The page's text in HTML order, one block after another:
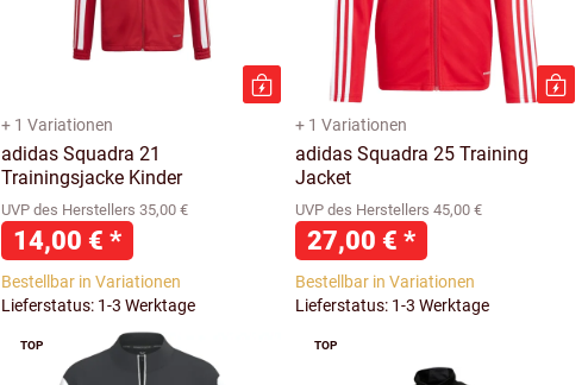
+ 1 Variationen
adidas Squadra 21
Trainingsjacke Kinder
UVP des Herstellers 35,00 €
14,00 € *
Bestellbar in Variationen
Lieferstatus: 1-3 Werktage
+ 1 Variationen
adidas Squadra 25 Training
Jacket
UVP des Herstellers 45,00 €
27,00 € *
Bestellbar in Variationen
Lieferstatus: 1-3 Werktage
TOP TOP